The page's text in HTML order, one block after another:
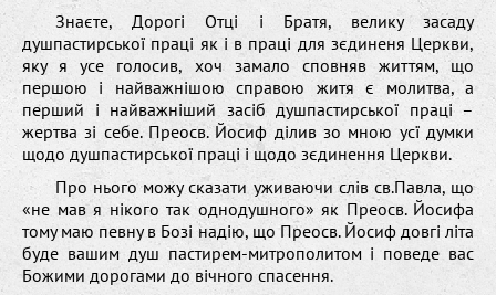
Знаєте, Дорогі Отці і Братя, велику засаду
душпастирської праці як і в праці для зєдиненя Церкви,
яку я усе голосив, хоч замало сповняв життям, що
першою і найважнішою справою житя є молитва, а
перший і найважніший засіб душпастирської праці –
жертва зі себе. Преосв. Йосиф ділив зо мною усї думки
щодо душпастирської праці і щодо зєдинення Церкви.
Про нього можу сказати уживаючи слів св.Павла, що
«не мав я нікого так однодушного» як Преосв. Йосифа
тому маю певну в Бозі надію, що Преосв. Йосиф довгі літа
буде вашим душ пастирем-митрополитом і поведе вас
Божими дорогами до вічного спасення.